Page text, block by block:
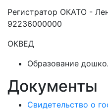
Регистратор ОКАТО -
92236000000
ОКВЕД
Образование
Документы
Свидетельство о